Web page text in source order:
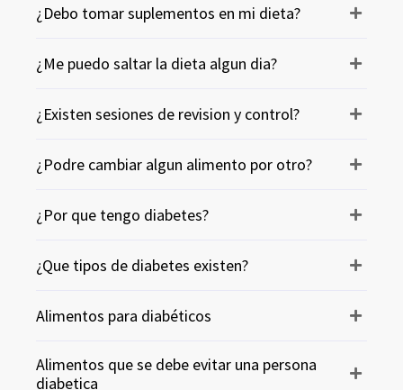
¿Debo tomar suplementos en mi dieta?
¿Me puedo saltar la dieta algun dia?
¿Existen sesiones de revision y control?
¿Podre cambiar algun alimento por otro?
¿Por que tengo diabetes?
¿Que tipos de diabetes existen?
Alimentos para diabéticos
Alimentos que se debe evitar una persona
diabetica